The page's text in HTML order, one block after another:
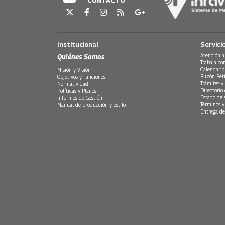
Institucional
Quiénes Somos
Misión y Visión
Objetivos y funciones
Normatividad
Políticas y Planes
Informes de Gestión
Manual de producción y estilo
Atención
Trabaja
Buzón
Trámites y
Directorio
Estado de
Términos
Entrega